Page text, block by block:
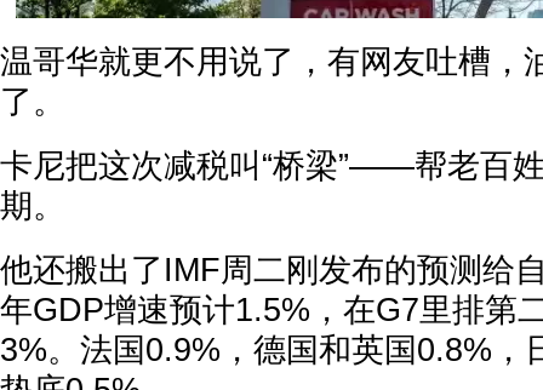
温哥华就更不用说了，有网友吐槽，
了。
卡尼把这次减税叫“桥梁”——帮老百
期。
他还搬出了IMF周二刚发布的预测给
年GDP增速预计1.5%，在G7里排第
3%。法国0.9%，德国和英国0.8%，